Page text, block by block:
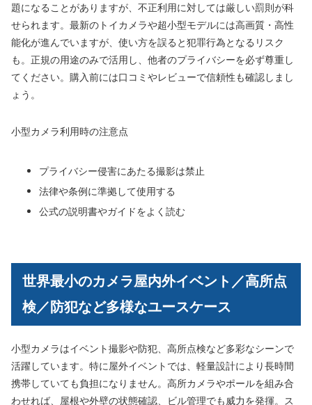
題になることがありますが、不正利用に対しては厳しい罰則が科
せられます。最新のトイカメラや超小型モデルには高画質・高性
能化が進んでいますが、使い方を誤ると犯罪行為となるリスク
も。正規の用途のみで活用し、他者のプライバシーを必ず尊重し
てください。購入前には口コミやレビューで信頼性も確認しまし
ょう。
小型カメラ利用時の注意点
プライバシー侵害にあたる撮影は禁止
法律や条例に準拠して使用する
公式の説明書やガイドをよく読む
世界最小のカメラ屋内外イベント／高所点
検／防犯など多様なユースケース
小型カメラはイベント撮影や防犯、高所点検など多彩なシーンで
活躍しています。特に屋外イベントでは、軽量設計により長時間
携帯していても負担になりません。高所カメラやポールを組み合
わせれば、屋根や外壁の状態確認、ビル管理でも威力を発揮。ス